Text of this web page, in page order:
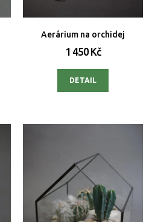
Aerárium na orchidej
1 450 Kč
DETAIL